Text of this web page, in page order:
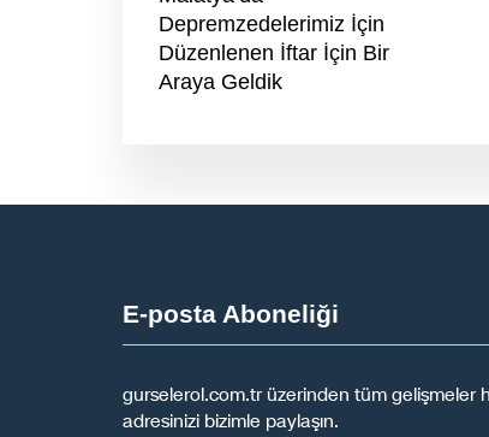
Depremzedelerimiz İçin
Düzenlenen İftar İçin Bir
Araya Geldik
E-posta Aboneliği
gurselerol.com.tr üzerinden tüm gelişmeler
adresinizi bizimle paylaşın.